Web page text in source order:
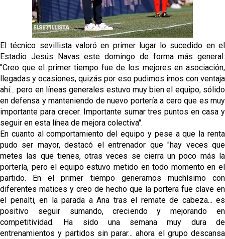
El Sevilla Juvenil A última detalles en Canarias para
su debut en la Cantalejo Province Cup
La cita ante el Espanyol a domicilio ya tiene horario
El dato que destaca a Agoumé entre las cinco
grandes ligas
Juanlu de vuelta a Sevilla para cerrar su fichaje a la
Premier
El técnico sevillista valoró en primer lugar lo sucedido en el
Estadio Jesús Navas este domingo de forma más general:
"Creo que el primer tiempo fue de los mejores en asociación,
llegadas y ocasiones, quizás por eso pudimos irnos con ventaja
ahí... pero en líneas generales estuvo muy bien el equipo, sólido
en defensa y manteniendo de nuevo portería a cero que es muy
importante para crecer. Importante sumar tres puntos en casa y
seguir en esta línea de mejora colectiva".
En cuanto al comportamiento del equipo y pese a que la renta
pudo ser mayor, destacó el entrenador que "hay veces que
metes las que tienes, otras veces se cierra un poco más la
portería, pero el equipo estuvo metido en todo momento en el
partido. En el primer tiempo generamos muchísimo con
diferentes matices y creo de hecho que la portera fue clave en
el penalti, en la parada a Ana tras el remate de cabeza... es
positivo seguir sumando, creciendo y mejorando en
competitividad. Ha sido una semana muy dura de
entrenamientos y partidos sin parar... ahora el grupo descansa